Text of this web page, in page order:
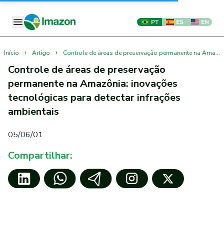
PT ES EN
Início › Artigo › Controle de áreas de preservação permanente na Amazônia: inovações tecnológicas para detectar infrações ambientais
Controle de áreas de preservação
permanente na Amazônia: inovações
tecnológicas para detectar infrações
ambientais
05/06/01
Compartilhar: